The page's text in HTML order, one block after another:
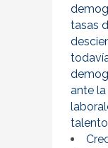
tasas
ante